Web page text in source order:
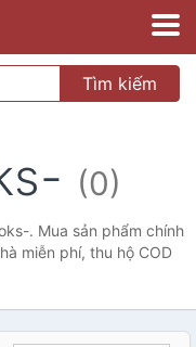
Tìm kiếm
(0)
. Mua sản phẩm chính
miễn phí, thu hộ COD